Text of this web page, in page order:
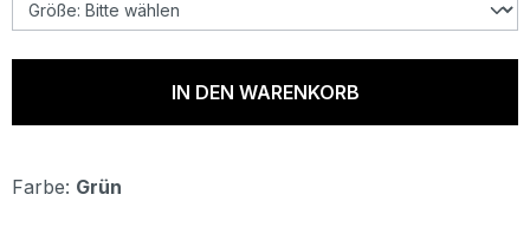
IN DEN WARENKORB
Farbe: Grün